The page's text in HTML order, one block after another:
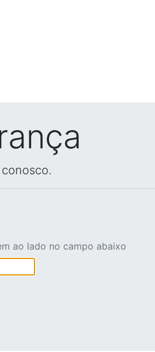
ao lado no campo abaixo